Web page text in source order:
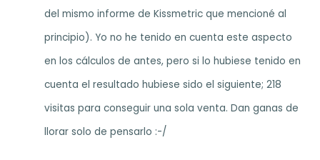
del mismo informe de Kissmetric que mencioné al
principio). Yo no he tenido en cuenta este aspecto
en los cálculos de antes, pero si lo hubiese tenido en
cuenta el resultado hubiese sido el siguiente; 218
visitas para conseguir una sola venta. Dan ganas de
llorar solo de pensarlo :-/